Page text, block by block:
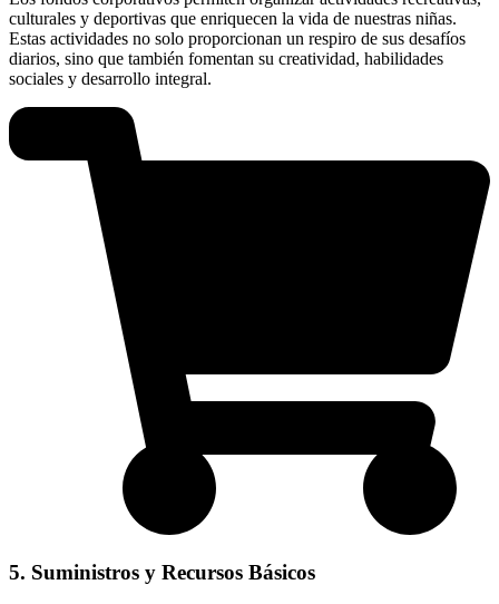
culturales y deportivas que enriquecen la vida de nuestras niñas.
Estas actividades no solo proporcionan un respiro de sus desafíos
diarios, sino que también fomentan su creatividad, habilidades
sociales y desarrollo integral.
5. Suministros y Recursos Básicos